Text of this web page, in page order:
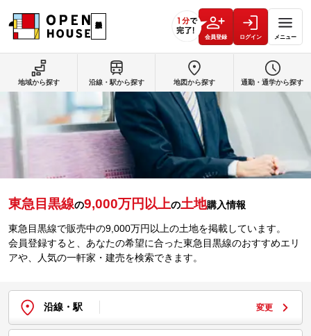
会員登録 ログイン メニュー
東急目黒線の9,000万円以上の土地購入情報
東急目黒線で販売中の9,000万円以上の土地を掲載しています。
会員登録すると、あなたの希望に合った東急目黒線のおすすめエリ
アや、人気の一軒家・建売を検索できます。
沿線・駅 変更
地域から探す 沿線・駅から探す 地図から探す 通勤・通学から探す